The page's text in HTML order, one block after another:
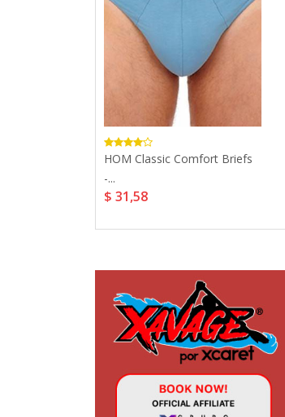
HOM Classic Comfort Briefs
-...
$ 31,58